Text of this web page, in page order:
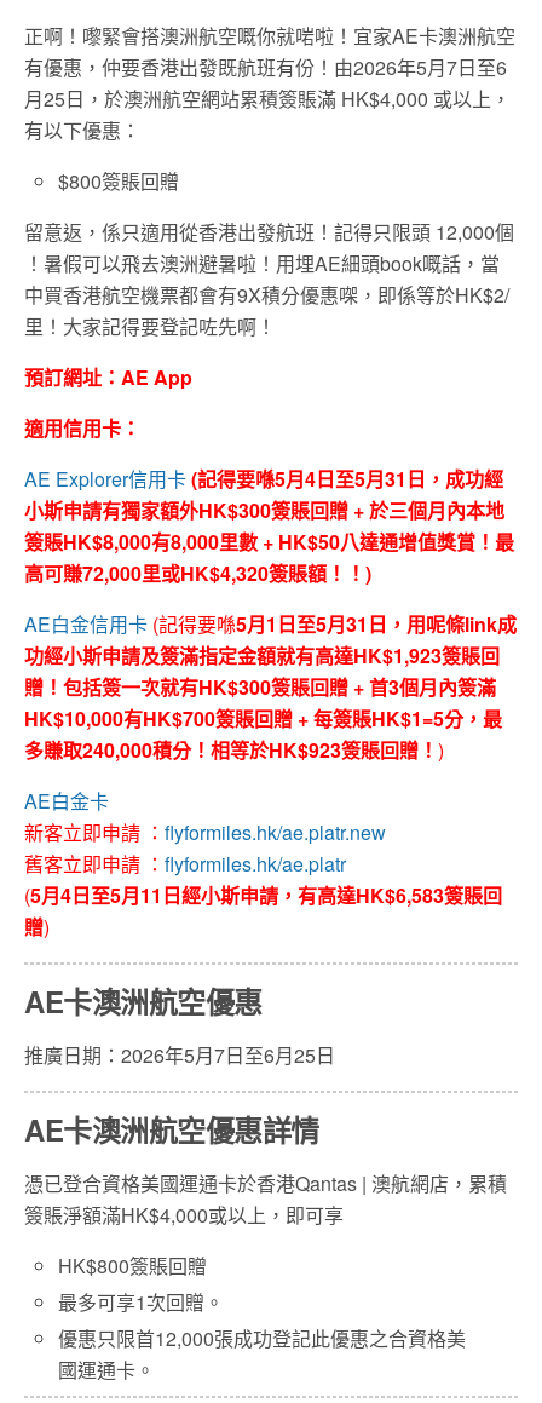
正啊！嚟緊會搭澳洲航空嘅你就啱啦！宜家AE卡澳洲航空
有優惠，仲要香港出發既航班有份！由2026年5月7日至6
月25日，於澳洲航空網站累積簽賬滿 HK$4,000 或以上，
有以下優惠：
$800簽賬回贈
留意返，係只適用從香港出發航班！記得只限頭 12,000個
！暑假可以飛去澳洲避暑啦！用埋AE細頭book嘅話，當
中買香港航空機票都會有9X積分優惠㗎，即係等於HK$2/
里！大家記得要登記咗先啊！
預訂網址：AE App
適用信用卡：
AE Explorer信用卡(記得要喺5月4日至5月31日 ，成功經
小斯申請有獨家額外HK$300簽賬回贈 + 於三個月內本地
簽賬HK$8,000有8,000里數 + HK$50八達通增值獎賞！最
高可賺72,000里或HK$4,320簽賬額！！)
AE白金信用卡 (記得要喺5月1日至5月31日，用呢條link成
功經小斯申請及簽滿指定金額就有高達HK$1,923簽賬回
贈！包括簽一次就有HK$300簽賬回贈 + 首3個月內簽滿
HK$10,000有HK$700簽賬回贈 + 每簽賬HK$1=5分，最
多賺取240,000積分！相等於HK$923簽賬回贈！ )
AE白金卡
新客立即申請 ： flyformiles.hk/ae.platr.new
舊客立即申請 ： flyformiles.hk/ae.platr
(5月4日至5月11日經小斯申請，有高達HK$6,583簽賬回
贈)
AE卡澳洲航空優惠
推廣日期：2026年5月7日至6月25日
AE卡澳洲航空優惠詳情
憑已登合資格美國運通卡於香港Qantas | 澳航網店，累積
簽賬淨額滿HK$4,000或以上，即可享
HK$800簽賬回贈
最多可享1次回贈。
優惠只限首12,000張成功登記此優惠之合資格美
國運通卡。